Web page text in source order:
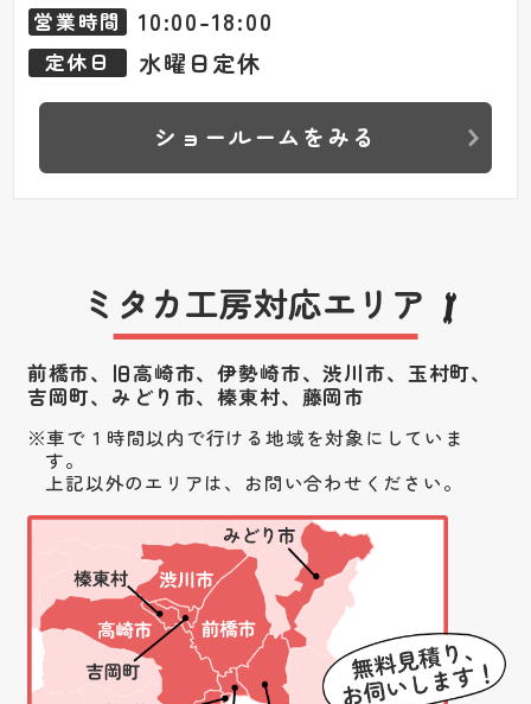
営業時間 10:00-18:00
定休日 水曜日定休
ショールームをみる
ミタカ工房対応エリア
前橋市、旧高崎市、伊勢崎市、渋川市、 玉村町、
吉岡町、みどり市、榛東村、藤岡市
車で１時間以内で行ける地域を対象にしていま
す。
上記以外のエリアは、お問い合わせください。